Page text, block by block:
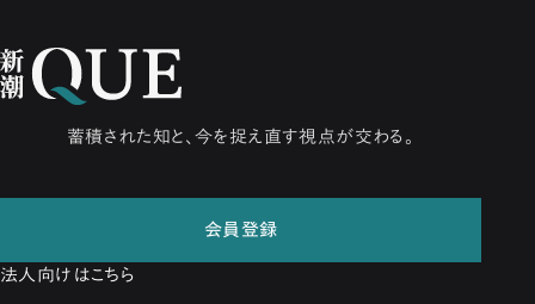
蓄積された知と、今を捉え直す視点が交わる。
会員登録
法人向けはこちら